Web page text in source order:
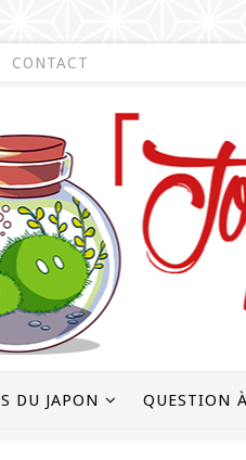
CONTACT
DU JAPON QUESTION